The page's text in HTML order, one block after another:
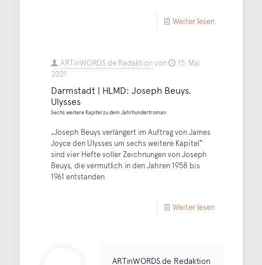
Weiter lesen
ARTinWORDS.de Redaktionvon
15. Mai
2021
Darmstadt | HLMD: Joseph Beuys.
Ulysses
Sechs weitere Kapitel zu dem Jahrhundertroman
„Joseph Beuys verlängert im Auftrag von James
Joyce den Ulysses um sechs weitere Kapitel“
sind vier Hefte voller Zeichnungen von Joseph
Beuys, die vermutlich in den Jahren 1958 bis
1961 entstanden
Weiter lesen
ARTinWORDS.de Redaktion